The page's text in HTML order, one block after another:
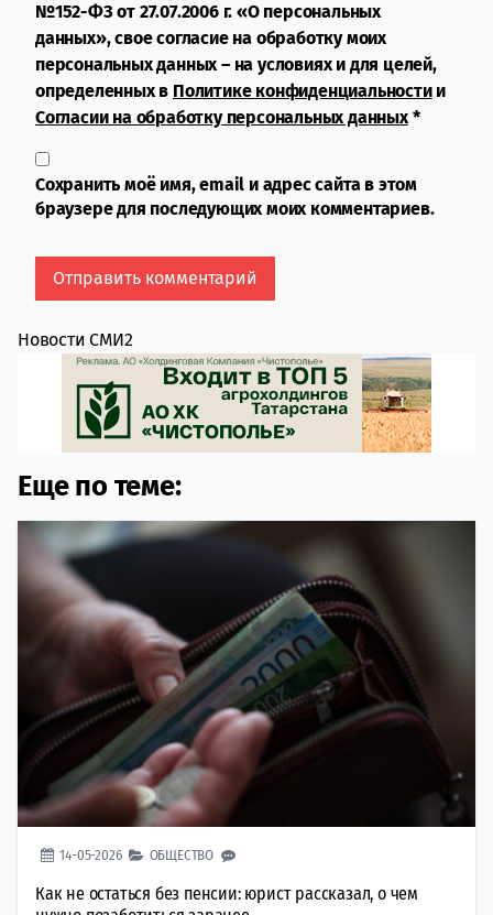
№152-ФЗ от 27.07.2006 г. «О персональных
данных», свое согласие на обработку моих
персональных данных – на условиях и для целей,
определенных в Политике конфиденциальностии
Согласии на обработку персональных данных*
Сохранить моё имя, email и адрес сайта в этом
браузере для последующих моих комментариев.
Новости СМИ2
Еще по теме:
14-05-2026 ОБЩЕСТВО
Как не остаться без пенсии: юрист рассказал, о чем